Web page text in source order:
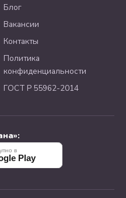
Блог
Вакансии
Контакты
Политика
конфиденциальности
ГОСТ Р 55962-2014
в
Play